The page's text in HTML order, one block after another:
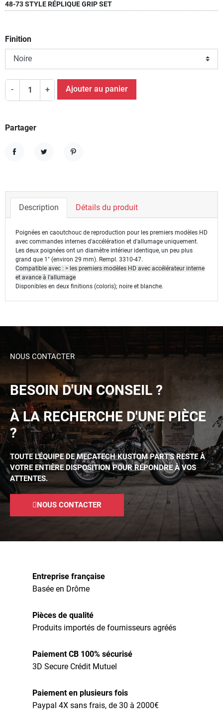
48-73 STYLE RÉPLIQUE GRIP SET
Finition
- + Ajouter au panier
Partager
Description Détails du produit
Poignées en caoutchouc de reproduction pour les premiers modèles HD
avec commandes internes d'accélération et d'allumage uniquement.
Les deux poignées ont un diamètre intérieur identique, un peu plus
grand que 1" (environ 29 mm). Rempl. 3310-47.
Compatible avec : > les premiers modèles HD avec accélérateur interne
et avance à l'allumage
Disponibles en deux finitions (coloris); noire et blanche.
NOUS CONTACTER
BESOIN D'UN CONSEIL ?
À LA RECHERCHE D'UNE PIÈCE
?
TOUTE L'ÉQUIPE DE MECATECH KUSTOM PART'S RESTE À
VOTRE ENTIÈRE DISPOSITION POUR RÉPONDRE À VOS
ATTENTES.
NOUS CONTACTER
Entreprise française
Basée en Drôme
Pièces de qualité
Produits importés de fournisseurs agréés
Paiement CB 100% sécurisé
3D Secure Crédit Mutuel
Paiement en plusieurs fois
Paypal 4X sans frais, de 30 à 2000€